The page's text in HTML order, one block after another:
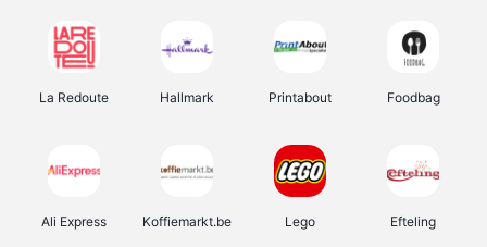
La Redoute Hallmark Printabout Foodbag
Ali Express Koffiemarkt.be Lego Efteling